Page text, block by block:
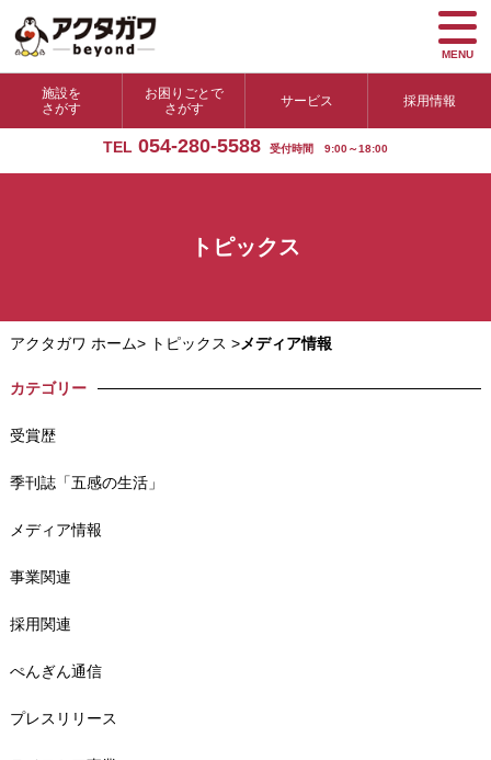
施設を
さがす
お困りごとで
さがす
サービス 採用情報
TEL 054-280-5588 受付時間 9:00～18:00
MENU
トピックス
アクタガワ ホーム> トピックス >メディア情報
カテゴリー
受賞歴
季刊誌「五感の生活」
メディア情報
事業関連
採用関連
ぺんぎん通信
プレスリリース